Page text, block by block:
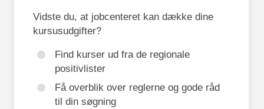
Vidste du, at jobcenteret kan dække dine
kursusudgifter?
Find kurser ud fra de regionale
positivlister
Få overblik over reglerne og gode råd
til din søgning